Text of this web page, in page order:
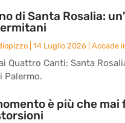
di Santa Rosalia:
14 Luglio 2026 Accade
Quattro Canti: Santa
Palermo.
è più che